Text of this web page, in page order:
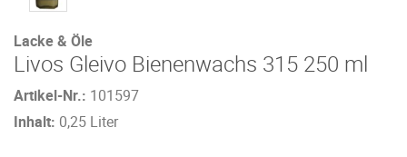
Lacke & Öle
Livos Gleivo Bienenwachs 315 250 ml
Artikel-Nr.: 101597
Inhalt: 0,25 Liter